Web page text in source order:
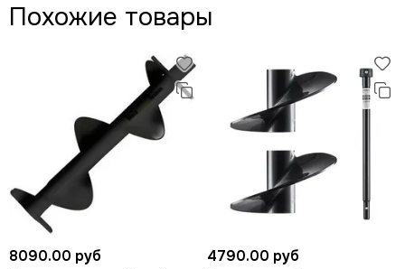
Похожие товары
8090.00 руб 4790.00 руб